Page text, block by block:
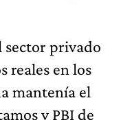
sector privado
reales en los
mantenía el
y PBI de